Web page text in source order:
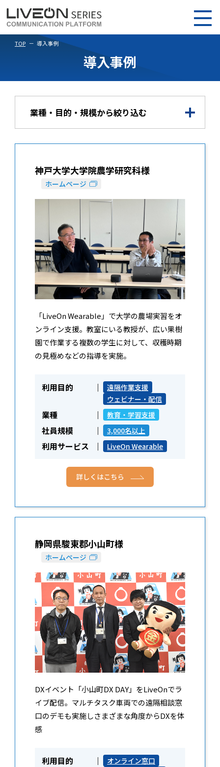
TOP 導入事例
導入事例
業種・目的・規模から絞り込む
神戸大学大学院農学研究科様
ホームページ
「LiveOn Wearable」で大学の農場実習をオ
ンライン支援。教室にいる教授が、広い果樹
園で作業する複数の学生に対して、収穫時期
の見極めなどの指導を実施。
利用目的
遠隔作業支援
ウェビナー・配信
業種 教育・学習支援
社員規模 3,000名以上
利用サービス LiveOn Wearable
詳しくはこちら
静岡県駿東郡小山町様
ホームページ
DXイベント「小山町DX DAY」をLiveOnでラ
イブ配信。マルチタスク車両での遠隔相談窓
口のデモも実施しさまざまな角度からDXを体
感
利用目的
オンライン窓口